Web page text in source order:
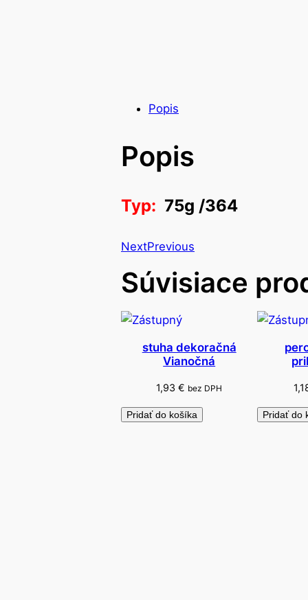
Popis
Popis
Typ: 75g /364
NextPrevious
Súvisiace
stuha dekoračná
Vianočná
1,93€ bez DPH
Pridať do košíka Pridať do